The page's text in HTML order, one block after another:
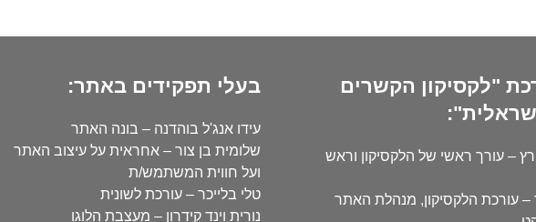
"לקסיקון הקשרים
– עורך ראשי של הלקסיקון וראש
עורכת הלקסיקון, מנהלת האתר
בעלי תפקידים באתר:
עידו אנג'ל בוהדנה – בונה האתר
שלומית בן צור – אחראית על עיצוב האתר
ועל חווית המשתמש/ת
טלי בלייכר – עורכת לשונית
נורית וינד קידרון – מעצבת הלוגו